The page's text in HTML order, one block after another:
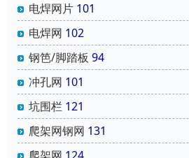
电焊网片 101
电焊网 102
钢笆/脚踏板 94
冲孔网 101
坑围栏 121
爬架网钢网 131